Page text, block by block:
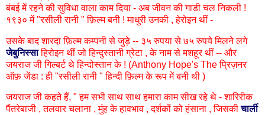
बंबई में रहने की सुविधा वाला काम दिया - अब जीवन की गाडी चल निकली !
१९३० में "रसीली रानी " फ़िल्म बनी ! माधुरी उनकी , हेरोइन थीं -
उसके बाद शारदा फ़िल्म कम्पनी से जुड़े -- ३५ रुपया से ७५ रुपये मिलने लगे
जेबुनिस्साहिरोइन थीं जो हिन्दुस्तानी ग्रेटा , के नाम से मशहूर थीं -- और
जयराज जी गिल्बर्ट थे हिन्दोस्तान के ! (Anthony Hope's The प्रिज़नर
ऑफ़ जेंडा : ही "रसीली रानी " हिन्दी फ़िल्म के रूप में बनी थी )
जयराज जी कहते हैं, " हम सभी साथ साथ हमारा काम सीख रहे थे - शारिरीक
पैंतरेबाजी , तलवार चलाना , मुंह के हावभाव , दर्शकों को हंसाना , जिसकीचार्ली